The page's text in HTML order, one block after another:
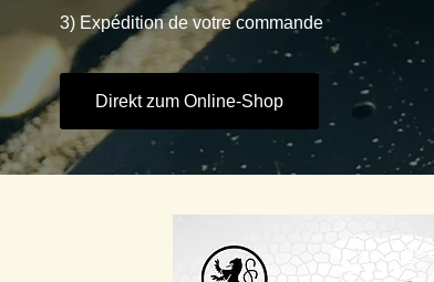
3) Expédition de votre commande
Direkt zum Online-Shop